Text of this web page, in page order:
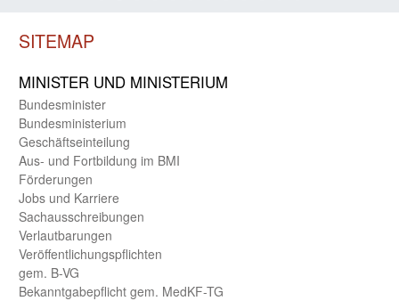
SITEMAP
MINISTER UND MINIST­ERIUM
Bundes­minister
Bundes­ministerium
Geschäfts­einteilung
Aus- und Fortbildung im BMI
Förderungen
Jobs und Karriere
Sachaus­schreibungen
Verlautbarungen
Veröffentlichungspflichten
gem. B-VG
Bekanntgabepflicht gem. MedKF-TG